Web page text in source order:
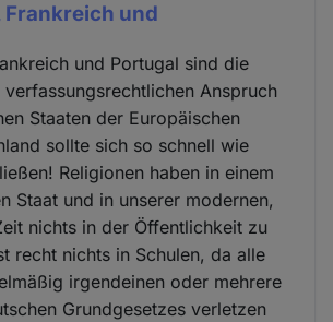
Frankreich und
und Portugal sind die
Anspruch
Staaten der Europäischen
sollte sich so schnell wie
Religionen haben in einem
Staat und in unserer modernen,
nichts in der Öffentlichkeit zu
recht nichts in Schulen, da alle
irgendeinen oder mehrere
Grundgesetzes verletzen